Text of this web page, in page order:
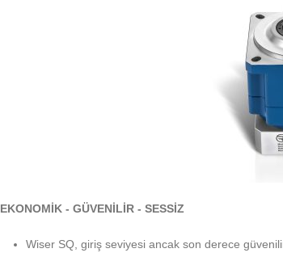
EKONOMİK - GÜVENİLİR - SESSİZ
Wiser SQ, giriş seviyesi ancak son derece